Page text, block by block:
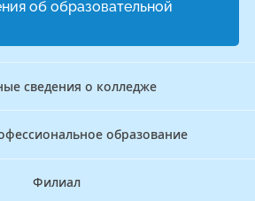
об образовательной
сведения о колледже
образование
Филиал